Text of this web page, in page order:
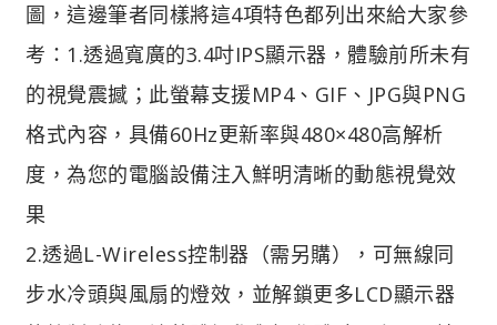
圖，這邊筆者同樣將這4項特色都列出來給大家參
考： 1.透過寬廣的3.4吋IPS顯示器，體驗前所未有
的視覺震撼；此螢幕支援MP4、GIF、JPG與PNG
格式內容，具備60Hz更新率與480×480高解析
度，為您的電腦設備注入鮮明清晰的動態視覺效
果
2.透過L-Wireless控制器（需另購），可無線同
步水冷頭與風扇的燈效，並解鎖更多LCD顯示器